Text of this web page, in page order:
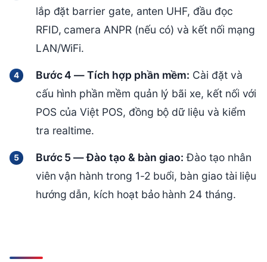
lắp đặt barrier gate, anten UHF, đầu đọc
RFID, camera ANPR (nếu có) và kết nối mạng
LAN/WiFi.
Bước 4 — Tích hợp phần mềm: Cài đặt và
cấu hình phần mềm quản lý bãi xe, kết nối với
POS của Việt POS, đồng bộ dữ liệu và kiểm
tra realtime.
Bước 5 — Đào tạo & bàn giao: Đào tạo nhân
viên vận hành trong 1-2 buổi, bàn giao tài liệu
hướng dẫn, kích hoạt bảo hành 24 tháng.